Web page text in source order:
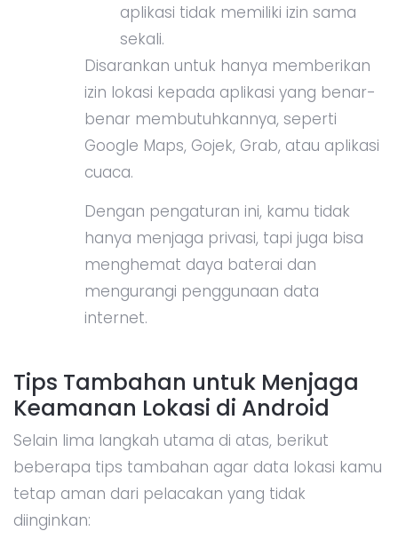
aplikasi tidak memiliki izin sama
sekali.
Disarankan untuk hanya memberikan
izin lokasi kepada aplikasi yang benar-
benar membutuhkannya, seperti
Google Maps, Gojek, Grab, atau aplikasi
cuaca.
Dengan pengaturan ini, kamu tidak
hanya menjaga privasi, tapi juga bisa
menghemat daya baterai dan
mengurangi penggunaan data
internet.
Tips Tambahan untuk Menjaga
Keamanan Lokasi di Android
Selain lima langkah utama di atas, berikut
beberapa tips tambahan agar data lokasi kamu
tetap aman dari pelacakan yang tidak
diinginkan: